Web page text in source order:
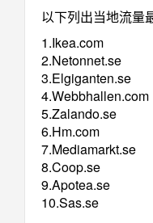
以下列出当地流量
1.Ikea.com
2.Netonnet.se
3.Elgiganten.se
4.Webbhallen.com
5.Zalando.se
6.Hm.com
7.Mediamarkt.se
8.Coop.se
9.Apotea.se
10.Sas.se